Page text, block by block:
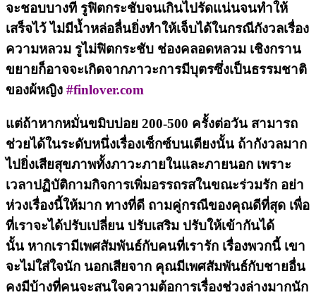
จะชอบบางที รูฟิตกระชับจนเกินไปรัดแน่นจนทำให้
เสร็จไว้ ไม่มีน้ำหล่อลื่นยิ่งทำให้เจ็บได้ในกรณีกังวลเรื่อง
ความหลวม รูไม่ฟิตกระชับ ช่องคลอดหลวม เชิงกราน
ขยายก็อาจจะเกิดจากภาวะการมีบุตรซึ่งเป็นธรรมชาติ
ของผ้หญิง #finlover.com
แต่ถ้าหากหมั่นขมิบบ่อย 200-500 ครั้งต่อวัน สามารถ
ช่วยได้ในระดับหนึ่งเรื่องเซ็กซ์บนเตียงนั้น ถ้ากังวลมาก
ไปยิ่งเสียสุขภาพทั้งภาวะภายในและภายนอก เพราะ
เวลาปฏิบัติกามกิจการเพิ่มอรรถรสในขณะร่วมรัก อย่า
ห่วงเรื่องนี้ให้มาก ทางที่ดี ถามคู่กรณีของคุณดีที่สุด เพื่อ
ที่เราจะได้ปรับเปลี่ยน ปรับเสริม ปรับให้เข้ากันได้
นั้น หากเรามีเพศสัมพันธ์กับคนที่เรารัก เรื่องพวกนี้ เขา
จะไม่ใส่ใจนัก นอกเสียจาก คุณมีเพศสัมพันธ์กับชายอื่น
คงมีบ้างที่คนจะสนใจความต้อการเรื่องช่วงล่างมากนัก